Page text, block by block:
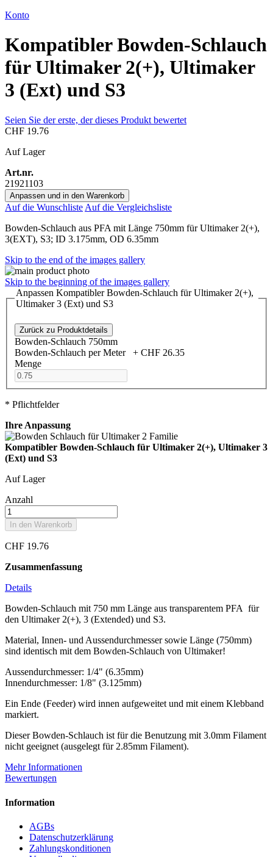
Konto
Kompatibler Bowden-Schlauch
für Ultimaker 2(+), Ultimaker
3 (Ext) und S3
Seien Sie der erste, der dieses Produkt bewertet
CHF 19.76
Auf Lager
Art.nr.
21921103
Anpassen und in den Warenkorb
Auf die Wunschliste Auf die Vergleichsliste
Bowden-Schlauch aus PFA mit Länge 750mm für Ultimaker 2(+),
3(EXT), S3; ID 3.175mm, OD 6.35mm
Skip to the end of the images gallery
Skip to the beginning of the images gallery
Anpassen Kompatibler Bowden-Schlauch für Ultimaker 2(+),
Ultimaker 3 (Ext) und S3
Zurück zu Produktdetails
Bowden-Schlauch 750mm
Bowden-Schlauch per Meter
+ CHF 26.35
Menge
* Pflichtfelder
Ihre Anpassung
Kompatibler Bowden-Schlauch für Ultimaker 2(+), Ultimaker 3
(Ext) und S3
Auf Lager
Anzahl
In den Warenkorb
CHF 19.76
Zusammenfassung
Details
Bowden-Schlauch mit 750 mm Länge aus transparentem PFA für
den Ultimaker 2(+), 3 (Extended) und S3.
Material, Innen- und Aussendurchmesser sowie Länge (750mm)
sind identisch mit dem Bowden-Schlauch von Ultimaker!
Aussendurchmesser: 1/4" (6.35mm)
Innendurchmesser: 1/8" (3.125mm)
Ein Ende (Feeder) wird innen aufgeweitet und mit einem Klebband
markiert.
Dieser Bowden-Schlauch ist für die Benutzung mit 3.0mm Filament
nicht geeignet (ausgelegt für 2.85mm Filament).
Mehr Informationen
Bewertungen
Information
AGBs
Datenschutzerklärung
Zahlungskonditionen